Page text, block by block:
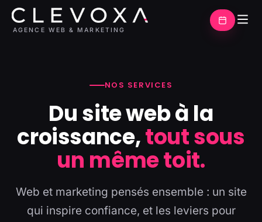
AGENCE WEB & MARKETING
NOS SERVICES
Du site web à la
croissance,tout sous
un même toit.
Web et marketing pensés ensemble : un site
qui inspire confiance, et les leviers pour